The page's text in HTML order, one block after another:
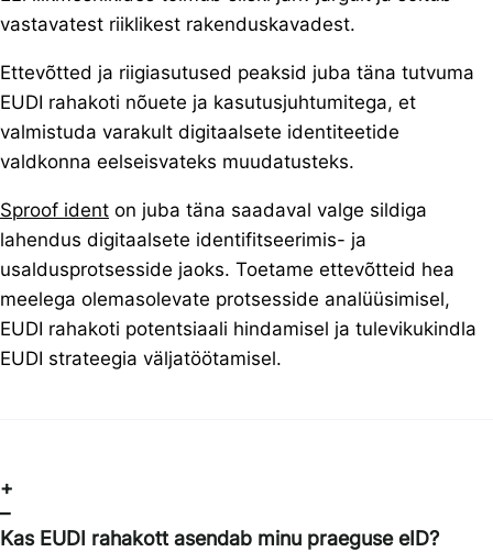
vastavatest riiklikest rakenduskavadest.
Ettevõtted ja riigiasutused peaksid juba täna tutvuma
EUDI rahakoti nõuete ja kasutusjuhtumitega, et
valmistuda varakult digitaalsete identiteetide
valdkonna eelseisvateks muudatusteks.
Sproof ident on juba täna saadaval valge sildiga
lahendus digitaalsete identifitseerimis- ja
usaldusprotsesside jaoks. Toetame ettevõtteid hea
meelega olemasolevate protsesside analüüsimisel,
EUDI rahakoti potentsiaali hindamisel ja tulevikukindla
EUDI strateegia väljatöötamisel.
+
–
Kas EUDI rahakott asendab minu praeguse eID?